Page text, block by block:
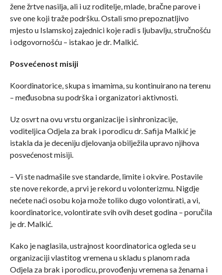
žene žrtve nasilja, ali i uz roditelje, mlade, bračne parove i
sve one koji traže podršku. Ostali smo prepoznatljivo
mjesto u Islamskoj zajednici koje radi s ljubavlju, stručnošću
i odgovornošću – istakao je dr. Malkić.
Posvećenost misiji
Koordinatorice, skupa s imamima, su kontinuirano na terenu
– međusobna su podrška i organizatori aktivnosti.
Uz osvrt na ovu vrstu organizacije i sinhronizacije,
voditeljica Odjela za brak i porodicu dr. Safija Malkić je
istakla da je deceniju djelovanja obilježila upravo njihova
posvećenost misiji.
– Vi ste nadmašile sve standarde, limite i okvire. Postavile
ste nove rekorde, a prvi je rekord u volonterizmu. Nigdje
nećete naći osobu koja može toliko dugo volontirati, a vi,
koordinatorice, volontirate svih ovih deset godina – poručila
je dr. Malkić.
Kako je naglasila, ustrajnost koordinatorica ogleda se u
organizaciji vlastitog vremena u skladu s planom rada
Odjela za brak i porodicu, provođenju vremena sa ženama i